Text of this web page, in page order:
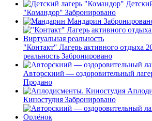
"Командор" Забронировано
Мандарин
"Контакт" Лагерь активного отдыха
реальность Забронировано
Авторскиий — оздоровительный
Продано
Киностудия Забронировано